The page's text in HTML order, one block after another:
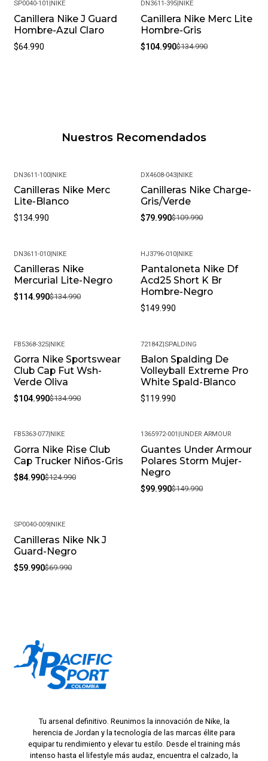
SP0040-101 NIKE
Canillera Nike J Guard
Hombre-Azul Claro
$64.990
-22%
DN3611-395 NIKE
Canillera Nike Merc Lite
Hombre-Gris
$104.990$134.990
Nuestros Recomendados
DN3611-100|NIKE
Canilleras Nike Merc
Lite-Blanco
$134.990
-27%
DX4608-043|NIKE
Canilleras Nike Charge-
Gris/Verde
$79.990$109.990
-15%
DN3611-010|NIKE
Canilleras Nike
Mercurial Lite-Negro
$114.990$134.990
HJ3796-010|NIKE
Pantaloneta Nike Df
Acd25 Short K Br
Hombre-Negro
$149.990
-22%
FB5368-325|NIKE
Gorra Nike Sportswear
Club Cap Fut Wsh-
Verde Oliva
$104.990$134.990
72184Z|SPALDING
Balon Spalding De
Volleyball Extreme Pro
White Spald-Blanco
$119.990
-32%
FB5363-077| NIKE
Gorra Nike Rise Club
Cap Trucker Niños-Gris
$84.990$124.990
-33%
1365972-001 UNDER ARMOUR
Guantes Under Armour
Polares Storm Mujer-
Negro
$99.990$149.990
-14%
SP0040-009| NIKE
Canilleras Nike Nk J
Guard-Negro
$59.990$69.990
Tu arsenal definitivo. Reunimos la innovación de Nike, la
herencia de Jordan y la tecnología de las marcas élite para
equipar tu rendimiento y elevar tu estilo. Desde el training más
intenso hasta el lifestyle más audaz, encuentra el calzado, la